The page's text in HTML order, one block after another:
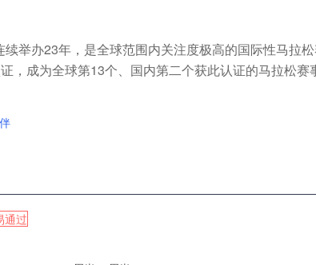
举办23年，是全球范围内关注度极高的国际性马拉
，成为全球第13个、国内第二个获此认证的马拉松赛
通过